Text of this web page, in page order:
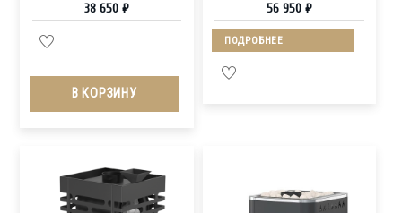
38 650₽
В КОРЗИНУ
56 950₽
ПОДРОБНЕЕ